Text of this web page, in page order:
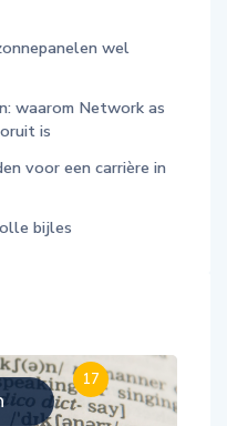
wel
is
voor een carrière in
17